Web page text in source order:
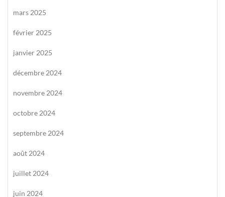
mars 2025
février 2025
janvier 2025
décembre 2024
novembre 2024
octobre 2024
septembre 2024
août 2024
juillet 2024
juin 2024